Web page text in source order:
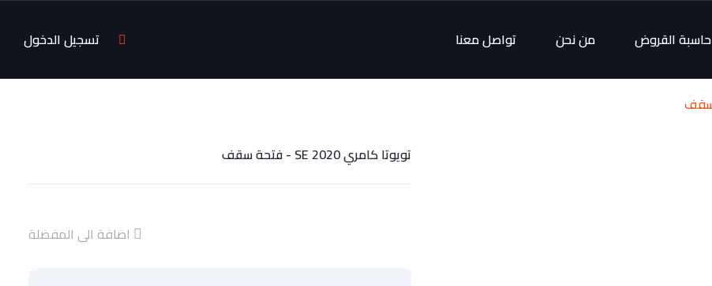
حاسبة القروض من نحن تواصل معنا تسجيل الدخول
تويوتا كامري 2020 SE - فتحة سقف
اضافة الى المفضلة